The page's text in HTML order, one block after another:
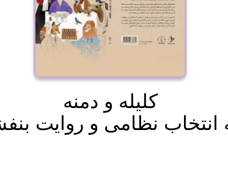
کلیله و دمنه
انتخاب نظامی و روایت